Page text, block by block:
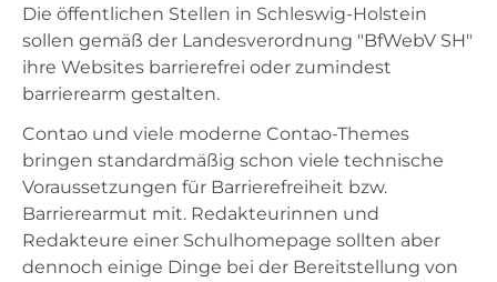
Landesdienste
Kontakt
Die öffentlichen Stellen in Schleswig-Holstein
sollen gemäß der Landesverordnung "BfWebV SH"
ihre Websites barrierefrei oder zumindest
barrierearm gestalten.
Contao und viele moderne Contao-Themes
bringen standardmäßig schon viele technische
Voraussetzungen für Barrierefreiheit bzw.
Barrierearmut mit. Redakteurinnen und
Redakteure einer Schulhomepage sollten aber
dennoch einige Dinge bei der Bereitstellung von